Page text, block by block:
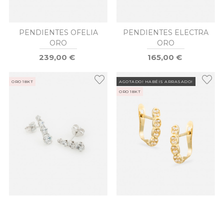
PENDIENTES OFELIA
ORO
239,00 €
PENDIENTES ELECTRA
ORO
165,00 €
ORO 18KT
AGOTADO! HABÉIS ARRASADO!
ORO 18KT